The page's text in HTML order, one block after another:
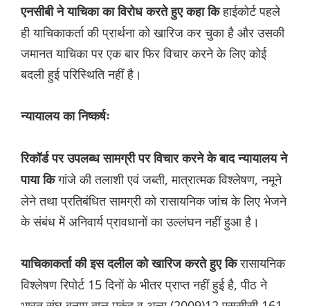
एनसीबी ने याचिका का विरोध करते हुए कहा किहाईकोर्ट पहले
ही याचिकाकर्ता की प्रार्थना को खारिज कर चुका है और उसकी
जमानत याचिका पर एक बार फिर विचार करने के लिए कोई
बदली हुई परिस्थिति नहीं है।
न्यायालय का निष्कर्षः
रिकॉर्ड पर उपलब्ध सामग्री पर विचार करने के बाद न्यायालय ने
पाया किगांजे की तलाशी एवं जब्ती, मात्रात्मक विश्लेषण, नमूने
लेने तथा प्रतिबंधित सामग्री को रासायनिक जांच के लिए भेजने
के संबंध में अनिवार्य प्रावधानों का उल्लंघन नहीं हुआ है।
याचिकाकर्ता की इस दलील को खारिज करते हुए किरासायनिक
विश्लेषण रिपोर्ट 15 दिनों के भीतर प्राप्त नहीं हुई है, पीठ ने